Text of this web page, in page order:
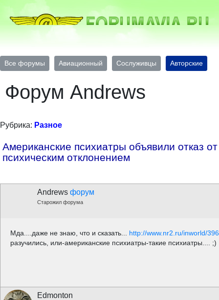
Все форумы Авиационный Сослуживцы Авторские
Форум Andrews
Рубрика: Разное
Американские психиатры объявили отказ
психическим отклонением
Andrews форум
Старожил форума
Мда....даже не знаю, что и сказать... http://www.nr2.ru/inworld/
разучились, или-американские психиатры-такие психиатры.... ;)
Edmonton